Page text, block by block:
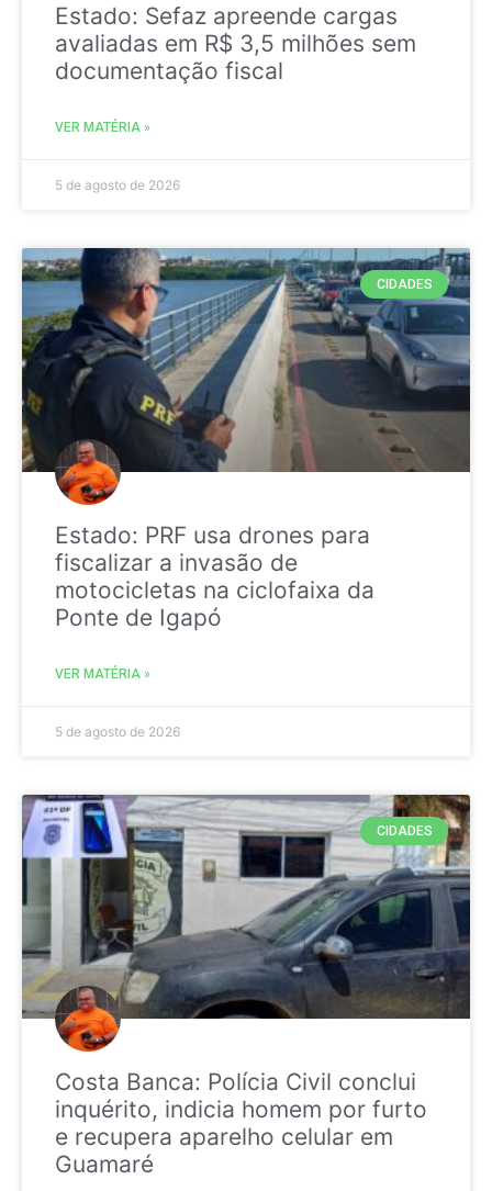
Estado: Sefaz apreende cargas
avaliadas em R$ 3,5 milhões sem
documentação fiscal
VER MATÉRIA »
5 de agosto de 2026
CIDADES
Estado: PRF usa drones para
fiscalizar a invasão de
motocicletas na ciclofaixa da
Ponte de Igapó
VER MATÉRIA »
5 de agosto de 2026
CIDADES
Costa Banca: Polícia Civil conclui
inquérito, indicia homem por furto
e recupera aparelho celular em
Guamaré